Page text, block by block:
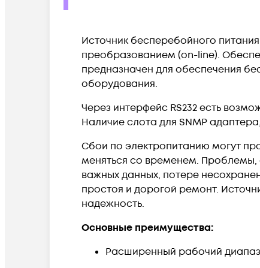
Источник бесперебойного
преобразованием (on-line).
предназначен для обеспечения
оборудования.
Через интерфейс RS232 есть
Наличие слота для SNMP
Сбои по электропитанию могут
меняться со временем. Проблемы,
важных данных, потере
простоя и дорогой ремонт.
надежность.
Основные преимущества:
Расширенный рабочий